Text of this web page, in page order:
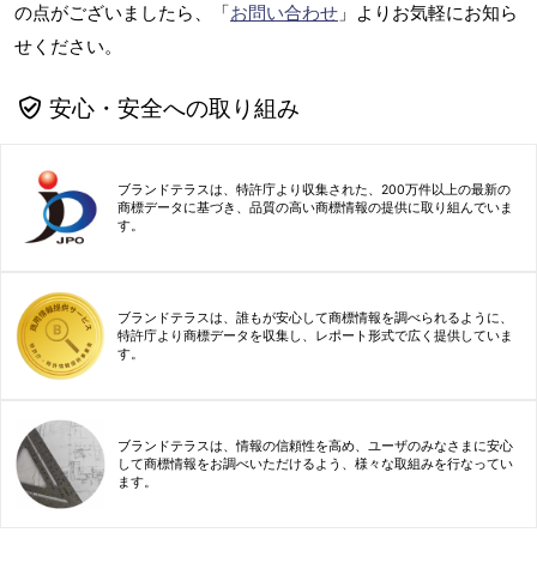
の点がございましたら、「お問い合わせ 」よりお気軽にお知ら
せください。
安心・安全への取り組み
ブランドテラスは、特許庁より収集された、200万件以上の最新の
商標データに基づき、品質の高い商標情報の提供に取り組んでいま
す。
ブランドテラスは、誰もが安心して商標情報を調べられるように、
特許庁より商標データを収集し、レポート形式で広く提供していま
す。
ブランドテラスは、情報の信頼性を高め、ユーザのみなさまに安心
して商標情報をお調べいただけるよう、様々な取組みを行なってい
ます。